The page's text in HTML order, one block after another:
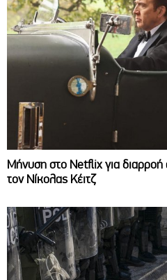
Μήνυση στο Netflix για διαρροή
τον Νίκολας Κέιτζ